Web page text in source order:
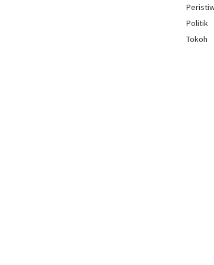
Politik
Tokoh